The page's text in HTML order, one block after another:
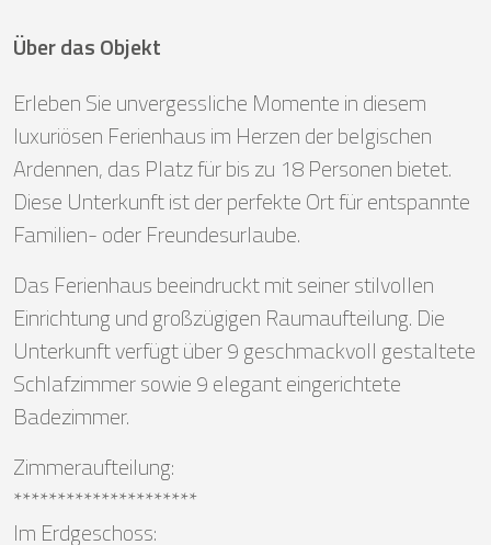
Über das Objekt
Erleben Sie unvergessliche Momente in diesem
luxuriösen Ferienhaus im Herzen der belgischen
Ardennen, das Platz für bis zu 18 Personen bietet.
Diese Unterkunft ist der perfekte Ort für entspannte
Familien- oder Freundesurlaube.
Das Ferienhaus beeindruckt mit seiner stilvollen
Einrichtung und großzügigen Raumaufteilung. Die
Unterkunft verfügt über 9 geschmackvoll gestaltete
Schlafzimmer sowie 9 elegant eingerichtete
Badezimmer.
Zimmeraufteilung:
*********************
Im Erdgeschoss: